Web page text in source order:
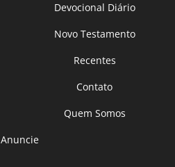
Devocional Diário
Novo Testamento
Recentes
Contato
Quem Somos
Anuncie